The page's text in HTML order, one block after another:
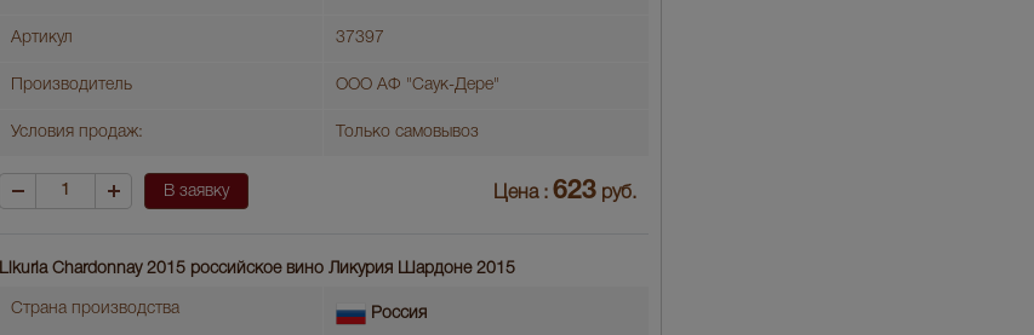
Артикул 37397
Производитель ООО АФ "Саук-Дере"
Условия продаж: Только самовывоз
В заявку Цена : 623 руб.
Likuria Chardonnay 2015 российское вино Ликурия Шардоне 2015
Страна производства Россия